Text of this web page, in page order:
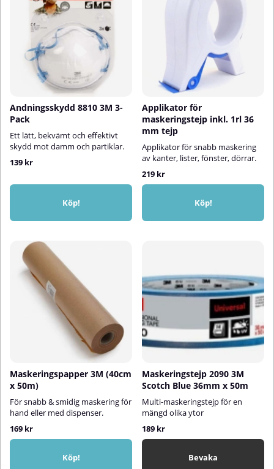
Andningsskydd 8810 3M 3-
Pack
Ett lätt, bekvämt och effektivt
skydd mot damm och partiklar.
139 kr
Köp!
Applikator för
maskeringstejp inkl. 1rl 36
mm tejp
Applikatorför snabb maskering
av kanter, lister, fönster, dörrar.
219 kr
Köp!
Maskeringspapper 3M (40cm
x 50m)
För snabb & smidig maskering för
hand eller med dispenser.
169 kr
Köp!
Maskeringstejp 2090 3M
Scotch Blue 36mm x 50m
Multi-maskeringstejp för en
mängd olika ytor
189 kr
Bevaka